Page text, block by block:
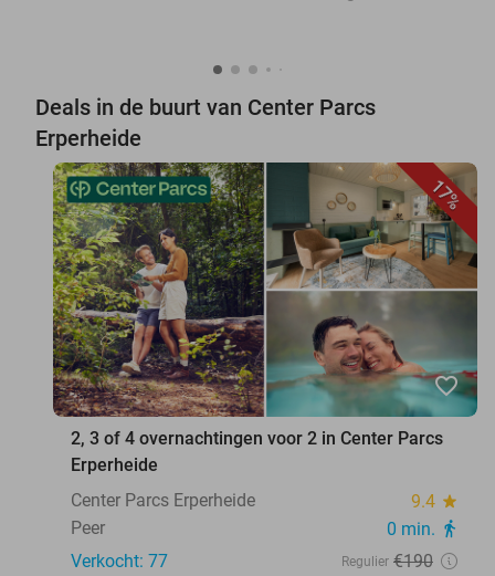
Deals in de buurt van Center Parcs
Erperheide
17%
favorite_border
2, 3 of 4 overnachtingen voor 2 in Center Parcs
Erperheide
Center Parcs Erperheide
9.4 star
Peer 0 min. directions_walk
Verkocht: 77 Regulier €190